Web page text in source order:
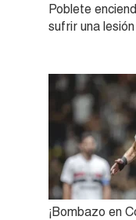
Poblete
sufrir una lesión
¡Bombazo en